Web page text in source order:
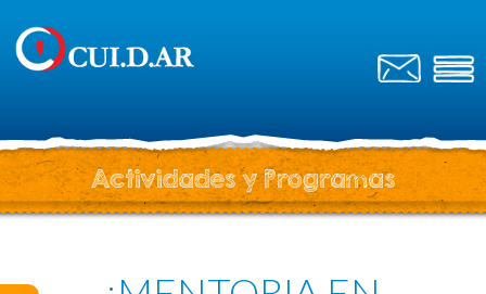
Actividades y Programas